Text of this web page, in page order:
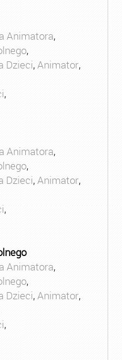
Animatora,
,
Dzieci,Animator,
,
Animatora,
,
Dzieci,Animator,
,
Animatora,
,
Dzieci,Animator,
,